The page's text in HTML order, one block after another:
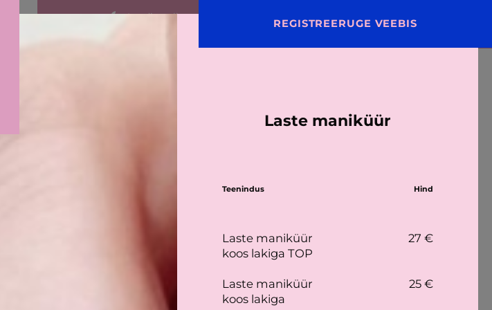
BRONEERI AEG
Laadige alla
REGISTREERUGE VEEBIS
Laste maniküür
Teenindus Hind
Laste maniküür
koos lakiga TOP
27 €
Laste maniküür
koos lakiga
25 €